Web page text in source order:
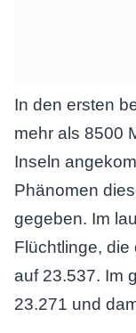
In den ersten
mehr als 8500
Inseln
Phänomen
gegeben. Im
Flüchtlinge, die
auf 23.537. Im
23.271 und